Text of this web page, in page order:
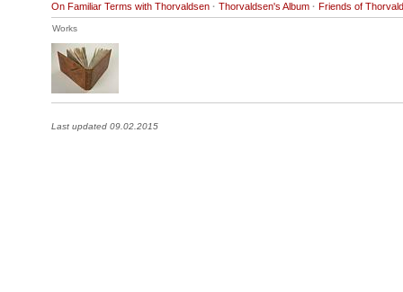
On Familiar Terms with Thorvaldsen · Thorvaldsen's Album · Friends of
Works
Last updated 09.02.2015